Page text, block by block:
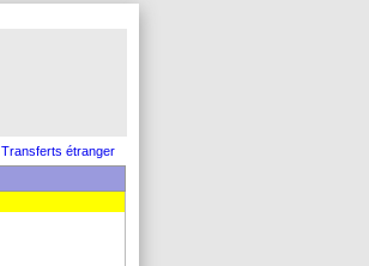
Transferts étranger